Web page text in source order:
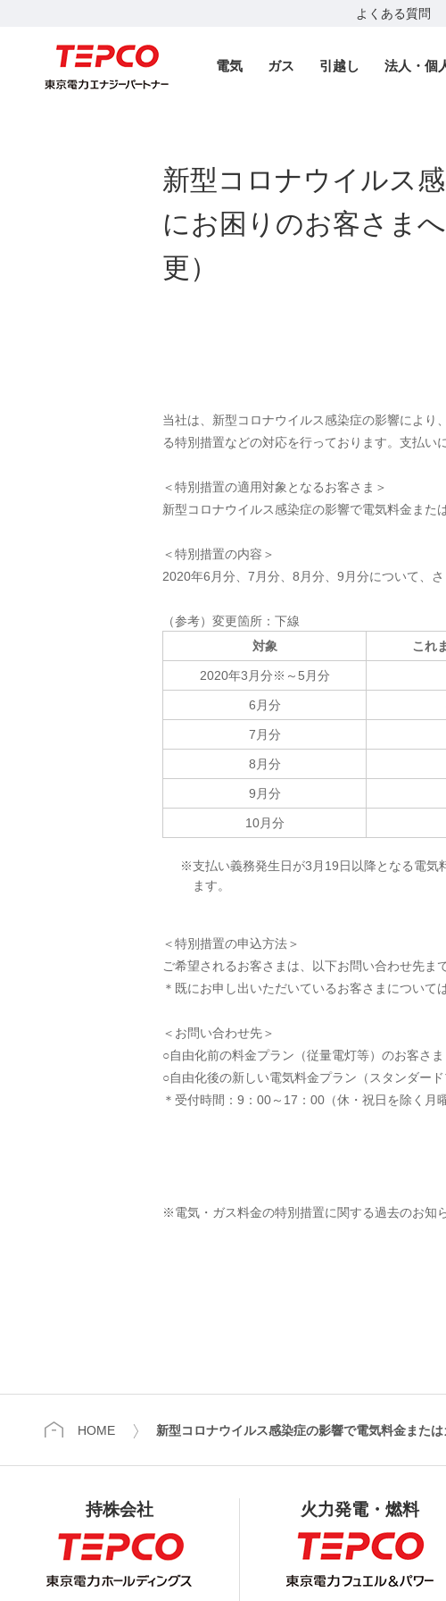
よくある質問
電気 ガス 引越し 法人・個
新型コロナウイルス
にお困りのお客さま
更）
当社は、新型コロナウイルス感染症の影響によ
る特別措置などの対応を行っております。支払い
＜特別措置の適用対象となるお客さま＞
新型コロナウイルス感染症の影響で電気料金また
＜特別措置の内容＞
2020年6月分、7月分、8月分、9月分について、
（参考）変更箇所：下線
対象
これ
2020年3月分※～5月分
6月分
7月分
8月分
9月分
10月分
※支払い義務発生日が3月19日以降となる電気
ます。
＜特別措置の申込方法＞
ご希望されるお客さまは、以下お問い合わせ先ま
＊既にお申し出いただいているお客さまについて
＜お問い合わせ先＞
○自由化前の料金プラン（従量電灯等）のお客さま
○自由化後の新しい電気料金プラン（スタンダー
＊受付時間：9：00～17：00（休・祝日を除く月
※電気・ガス料金の特別措置に関する過去のお知
HOME 新型コロナウイルス感染症の影響で電気料金また
持株会社 火力発電・燃料